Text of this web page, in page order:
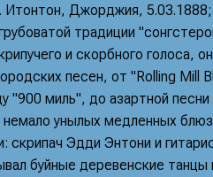
Итонтон, Джорджия,
традиции
и скорбного голоса,
песен, от "Rolling Mill
"900 миль", до азартной песни
унылых медленных
скрипач Эдди Энтони и
буйные деревенские танцы